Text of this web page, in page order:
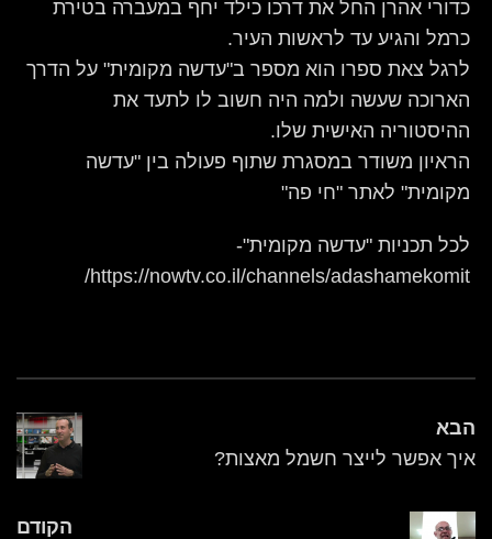
כדורי אהרן החל את דרכו כילד יחף במעברה בטירת
כרמל והגיע עד לראשות העיר.
לרגל צאת ספרו הוא מספר ב"עדשה מקומית" על הדרך
הארוכה שעשה ולמה היה חשוב לו לתעד את
ההיסטוריה האישית שלו.
הראיון משודר במסגרת שתוף פעולה בין "עדשה
מקומית" לאתר "חי פה"
לכל תכניות "עדשה מקומית"-
https://nowtv.co.il/channels/adashamekomit/
הבא
איך אפשר לייצר חשמל מאצות?
הקודם